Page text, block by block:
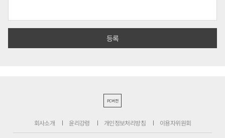
PC버전
회사소개 윤리강령 개인정보처리방침 이용자위원회